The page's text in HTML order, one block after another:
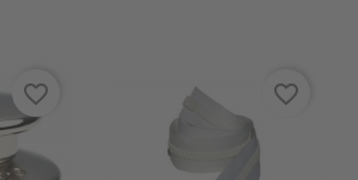
favorite_border favorite_border